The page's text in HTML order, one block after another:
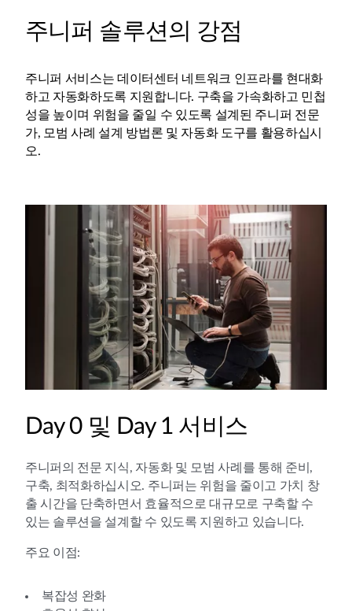
주니퍼 솔루션의 강점
주니퍼 서비스는 데이터센터 네트워크 인프라를 현대화
하고 자동화하도록 지원합니다. 구축을 가속화하고 민첩
성을 높이며 위험을 줄일 수 있도록 설계된 주니퍼 전문
가, 모범 사례 설계 방법론 및 자동화 도구를 활용하십시
오.
Day 0 및 Day 1 서비스
주니퍼의 전문 지식, 자동화 및 모범 사례를 통해 준비,
구축, 최적화하십시오. 주니퍼는 위험을 줄이고 가치 창
출 시간을 단축하면서 효율적으로 대규모로 구축할 수
있는 솔루션을 설계할 수 있도록 지원하고 있습니다.
주요 이점:
복잡성 완화